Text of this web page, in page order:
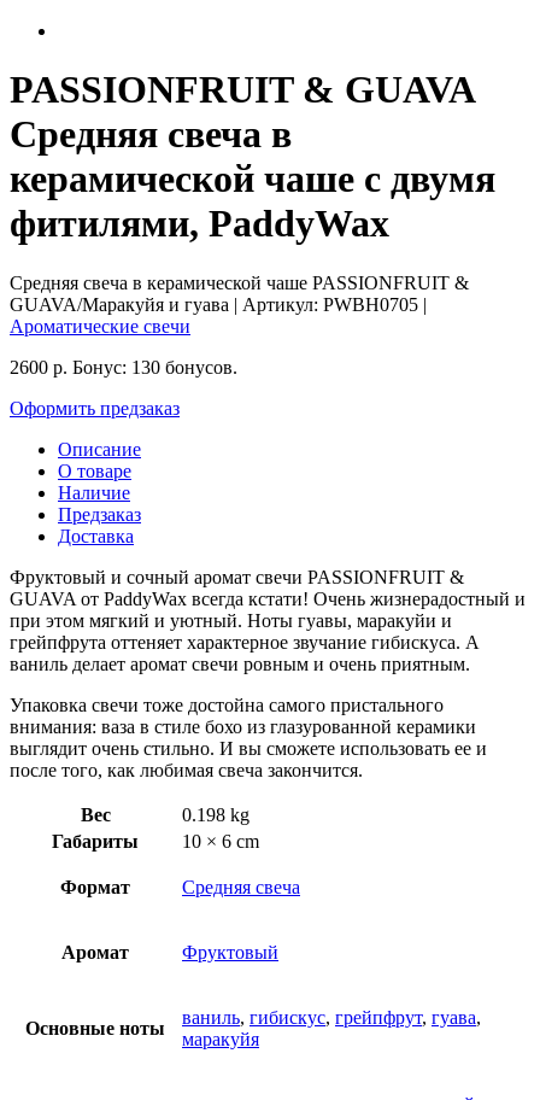
PASSIONFRUIT & GUAVA
Средняя свеча в
керамической чаше с двумя
фитилями, PaddyWax
Средняя свеча в керамической чаше PASSIONFRUIT &
GUAVA/Маракуйя и гуава | Артикул: PWBH0705 |
Ароматические свечи
2600 р. Бонус: 130 бонусов.
Оформить предзаказ
Описание
О товаре
Наличие
Предзаказ
Доставка
Фруктовый и сочный аромат свечи PASSIONFRUIT &
GUAVA от PaddyWax всегда кстати! Очень жизнерадостный и
при этом мягкий и уютный. Ноты гуавы, маракуйи и
грейпфрута оттеняет характерное звучание гибискуса. А
ваниль делает аромат свечи ровным и очень приятным.
Упаковка свечи тоже достойна самого пристального
внимания: ваза в стиле бохо из глазурованной керамики
выглядит очень стильно. И вы сможете использовать ее и
после того, как любимая свеча закончится.
Вес
0.198 kg
Габариты
10 × 6 cm
Формат Средняя свеча
Аромат Фруктовый
Основные ноты
ваниль, гибискус, грейпфрут, гуава,
маракуйя